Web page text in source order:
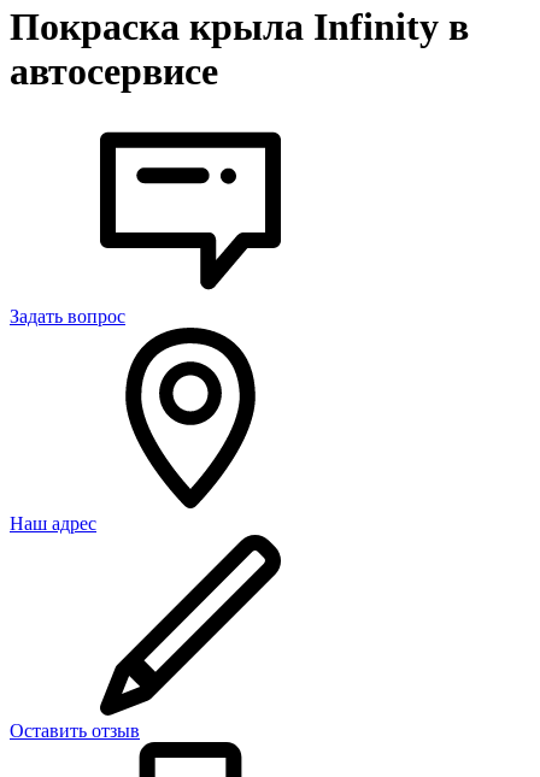
Покраска крыла Infinity в
автосервисе
Задать вопрос
Наш адрес
Оставить отзыв